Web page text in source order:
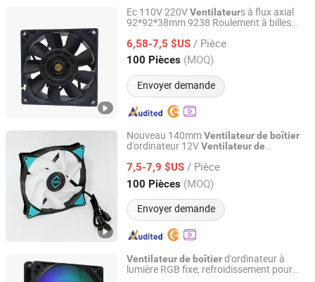
Ec 110V 220VVentilateurs à flux axial
92*92*38mm 9238 Roulement à billes
DC Ventilation Radiateur
refroidissement pour
6,58-7,5 $US / Pièce
100 Pièces (MOQ)
Envoyer demande
Shenzhen Topfan Technology Development Co., Ltd.
Guangdong, China Depuis 2021
Nouveau 140mmVentilateurde boîtier
d'ordinateur 12VVentilateurde
7,5-7,9 $US / Pièce
100 Pièces (MOQ)
Envoyer demande
Sunyon Industry Co., Ltd. Dong Guan China
Guangdong, China Depuis 2012
Ventilateurde boîtierd'ordinateur à
lumière RGB fixe, refroidissement pour
Guangdong Sohoo Technology Co., Ltd.